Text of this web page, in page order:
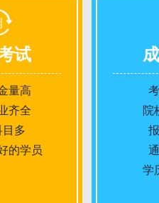
试
量高
齐全
目多
的学员
院
学